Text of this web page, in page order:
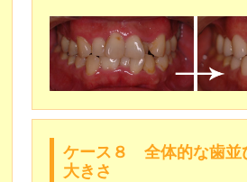
ケース８ 全体的な歯並
大きさ